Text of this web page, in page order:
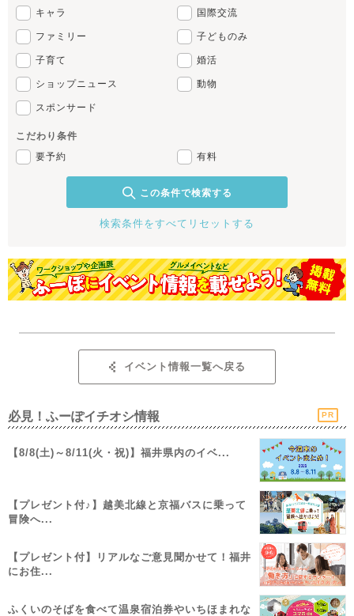
キャラ 国際交流
ファミリー 子どものみ
子育て 婚活
ショップニュース 動物
スポンサード
こだわり条件
要予約
有料
この条件で検索する
検索条件をすべてリセットする
イベント情報一覧へ戻る
必見！ふーぽイチオシ情報 PR
【8/8(土)～8/11(火・祝)】福井県内のイベ...
【プレゼント付♪】越美北線と京福バスに乗って
冒険へ...
【プレゼント付】リアルなご意見聞かせて！福井
にお住...
ふくいのそばを食べて温泉宿泊券やいちほまれな